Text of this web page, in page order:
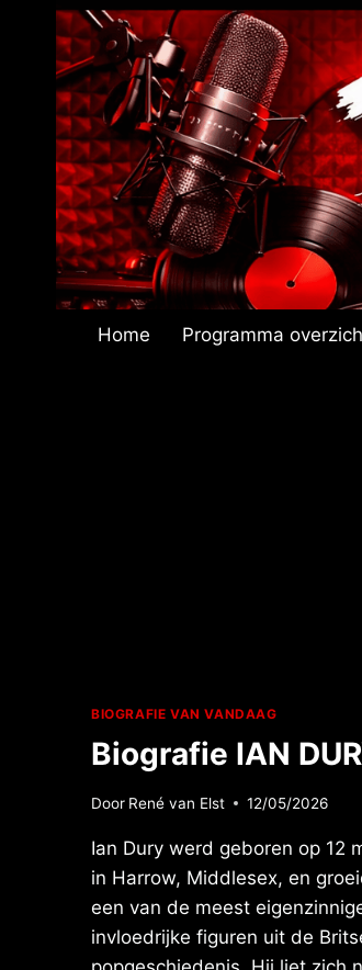
Doorgaan
inhoud
Home Programma
BIOGRAFIE VAN VANDAAG
Biografie IAN
Door René van Elst 12/05/2026
Ian Dury werd geboren op 12
in Harrow, Middlesex, en
een van de meest
invloedrijke figuren uit de